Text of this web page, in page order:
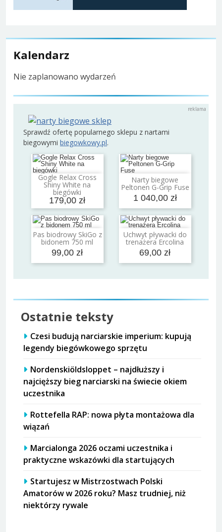
Kalendarz
Nie zaplanowano wydarzeń
Sprawdź ofertę popularnego sklepu z nartami
biegowymi biegowkowy.pl.
Gogle Relax Cross
Shiny White na
biegówki
179,00 zł
Dodaj do koszyka Narty biegowe
Peltonen G-Grip Fuse
1 040,00 zł
Dodaj do koszyka
Pas biodrowy SkiGo z
bidonem 750 ml
99,00 zł
Dodaj do koszyka Uchwyt pływacki do
trenażera Ercolina
69,00 zł
Dodaj do koszyka
Ostatnie teksty
Czesi budują narciarskie imperium: kupują
legendy biegówkowego sprzętu
Nordenskiöldsloppet – najdłuższy i
najcięższy bieg narciarski na świecie okiem
uczestnika
Rottefella RAP: nowa płyta montażowa dla
wiązań
Marcialonga 2026 oczami uczestnika i
praktyczne wskazówki dla startujących
Startujesz w Mistrzostwach Polski
Amatorów w 2026 roku? Masz trudniej, niż
niektórzy rywale